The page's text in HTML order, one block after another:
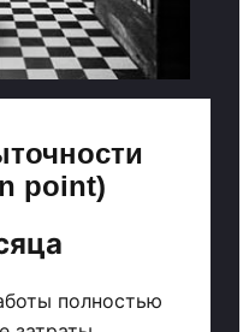
point)
полностью